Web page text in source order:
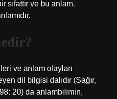
sıfattır ve bu anlam,
ve anlam olayları
dil bilgisi dalıdır (Sağır,
20) da anlambilimin,